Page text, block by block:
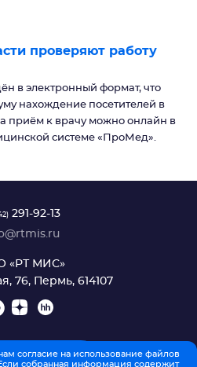
проверяют работу
в электронный формат, что
нахождение посетителей в
приём к врачу можно онлайн в
системе «ПроМед».
291-92-13
«РТ МИС»
76, Пермь, 614107
СВЯЗЬ
согласие на использование файлов
собранная информация содержит